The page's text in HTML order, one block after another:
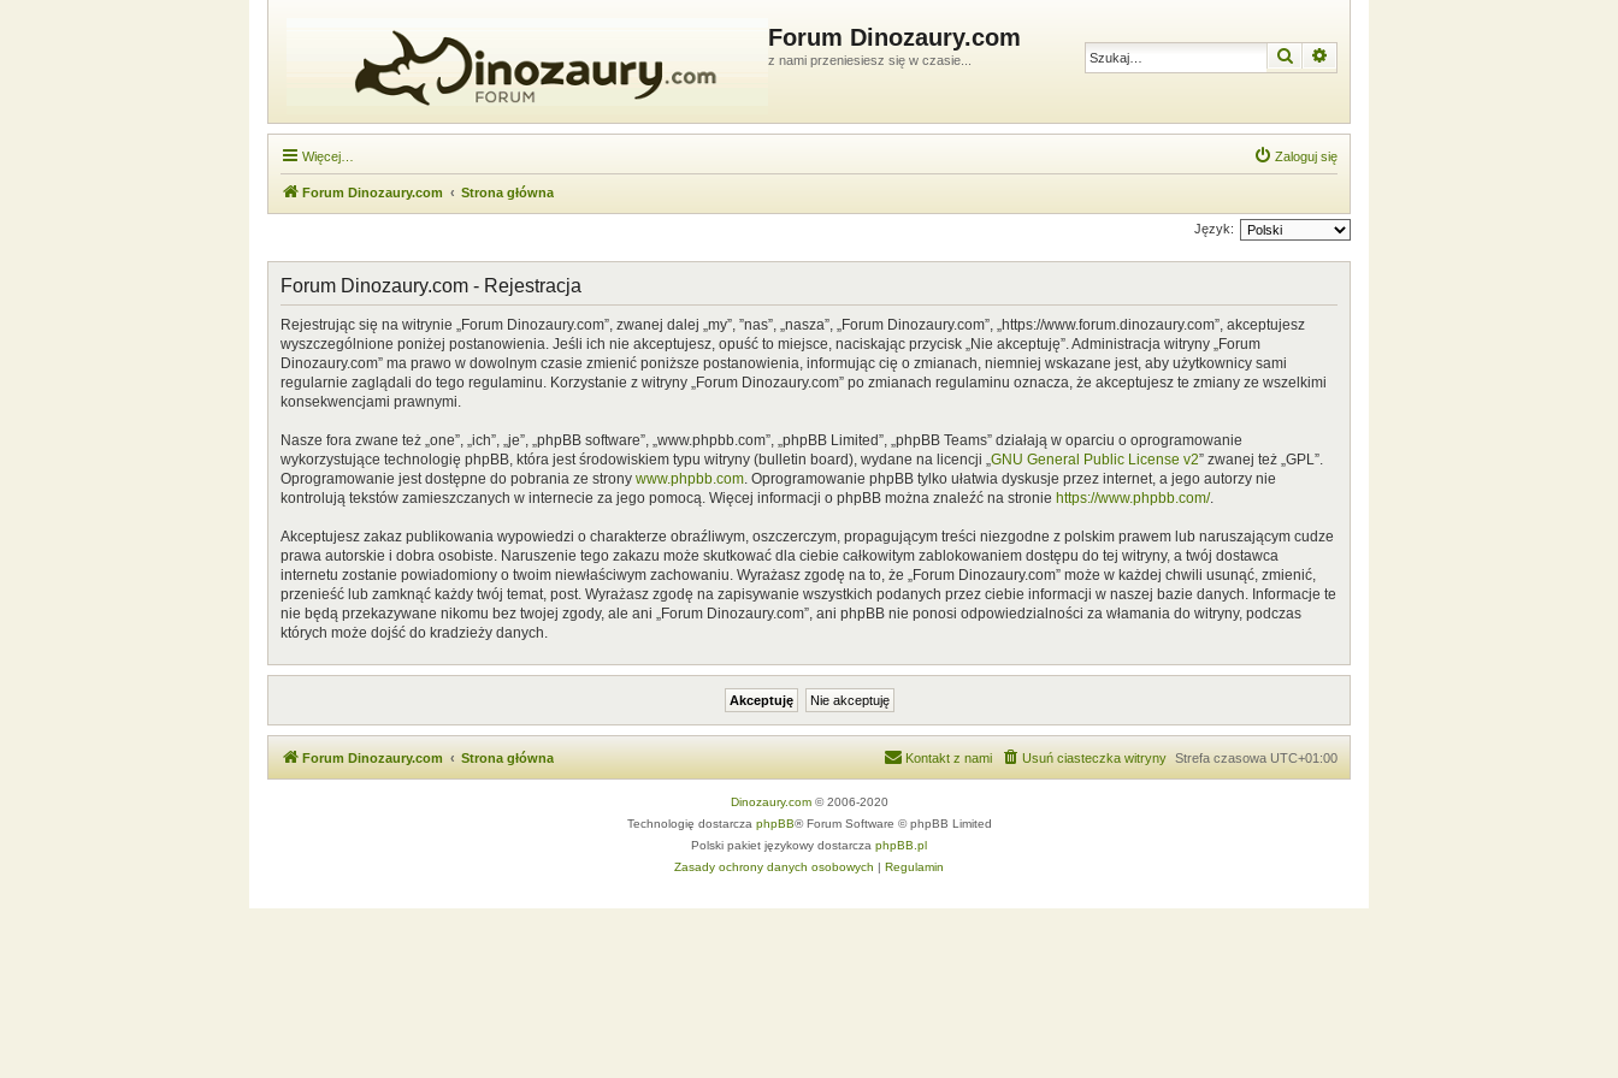
Forum Dinozaury.com
z nami przeniesiesz się w czasie... Szukaj
Więcej… Zaloguj się
Forum Dinozaury.com Strona główna
Język:
Forum Dinozaury.com - Rejestracja
Rejestrując się na witrynie „Forum Dinozaury.com”, zwanej dalej „my”, ”nas”, „nasza”, „Forum Dinozaury.com”, „https://www.forum.dinozaury.com”, akceptujesz
wyszczególnione poniżej postanowienia. Jeśli ich nie akceptujesz, opuść to miejsce, naciskając przycisk „Nie akceptuję”. Administracja witryny „Forum
Dinozaury.com” ma prawo w dowolnym czasie zmienić poniższe postanowienia, informując cię o zmianach, niemniej wskazane jest, aby użytkownicy sami
regularnie zaglądali do tego regulaminu. Korzystanie z witryny „Forum Dinozaury.com” po zmianach regulaminu oznacza, że akceptujesz te zmiany ze wszelkimi
konsekwencjami prawnymi.
Nasze fora zwane też „one”, „ich”, „je”, „phpBB software”, „www.phpbb.com”, „phpBB Limited”, „phpBB Teams” działają w oparciu o oprogramowanie
wykorzystujące technologię phpBB, która jest środowiskiem typu witryny (bulletin board), wydane na licencji „ GNU General Public License v2” zwanej też „GPL”.
Oprogramowanie jest dostępne do pobrania ze strony www.phpbb.com . Oprogramowanie phpBB tylko ułatwia dyskusje przez internet, a jego autorzy nie
kontrolują tekstów zamieszczanych w internecie za jego pomocą. Więcej informacji o phpBB można znaleźć na stronie https://www.phpbb.com/.
Akceptujesz zakaz publikowania wypowiedzi o charakterze obraźliwym, oszczerczym, propagującym treści niezgodne z polskim prawem lub naruszającym cudze
prawa autorskie i dobra osobiste. Naruszenie tego zakazu może skutkować dla ciebie całkowitym zablokowaniem dostępu do tej witryny, a twój dostawca
internetu zostanie powiadomiony o twoim niewłaściwym zachowaniu. Wyrażasz zgodę na to, że „Forum Dinozaury.com” może w każdej chwili usunąć, zmienić,
przenieść lub zamknąć każdy twój temat, post. Wyrażasz zgodę na zapisywanie wszystkich podanych przez ciebie informacji w naszej bazie danych. Informacje te
nie będą przekazywane nikomu bez twojej zgody, ale ani „Forum Dinozaury.com”, ani phpBB nie ponosi odpowiedzialności za włamania do witryny, podczas
których może dojść do kradzieży danych.
Forum Dinozaury.com Strona główna Strefa czasowa UTC+01:00
Usuń ciasteczka witryny
Kontakt z nami
Dinozaury.com© 2006-2020
Technologię dostarcza phpBB® Forum Software © phpBB Limited
Polski pakiet językowy dostarcza phpBB.pl
Zasady ochrony danych osobowych | Regulamin